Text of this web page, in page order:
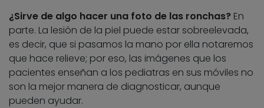
¿Sirve de algo hacer una foto de las ronchas? En
parte. La lesión de la piel puede estar sobreelevada,
es decir, que si pasamos la mano por ella notaremos
que hace relieve; por eso, las imágenes que los
pacientes enseñan a los pediatras en sus móviles no
son la mejor manera de diagnosticar, aunque
pueden ayudar.